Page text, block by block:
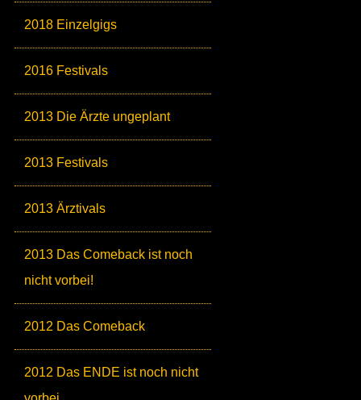
2018 Einzelgigs
2016 Festivals
2013 Die Ärzte ungeplant
2013 Festivals
2013 Ärztivals
2013 Das Comeback ist noch
nicht vorbei!
2012 Das Comeback
2012 Das ENDE ist noch nicht